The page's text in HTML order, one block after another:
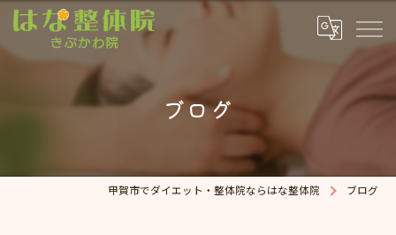
ブログ
甲賀市でダイエット・整体院ならはな整体院 ブログ